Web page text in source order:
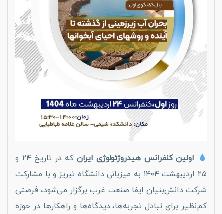
اولین کنفرانس هیدروژئولوژی ایران
که در تاریخ ۲۴ و
۲۵ اردیبهشت ۱۴۰۴ به میزبانی دانشگاه تبریز و با مشارکت
شرکت دانش‌بنیان ایفا صنعت غرب برگزار می‌شود، فرصتی
کم‌نظیر برای تبادل تجربه‌ها، دیدگاه‌ها و راهکارها در حوزه